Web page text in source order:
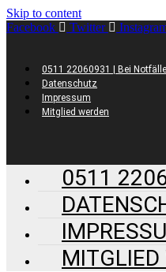
Skip to content
Facebook
Twitter
0511 22060931 | Bei
Datenschutz
Impressum
Mitglied werden
0511
MITGLIED